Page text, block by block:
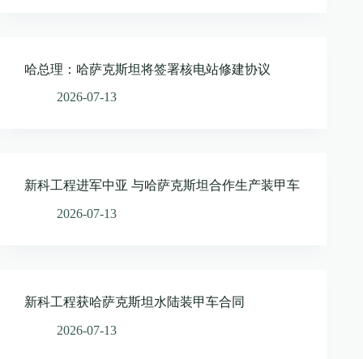
哈总理：哈萨克斯坦将签署核电站修建协议
2026-07-13
新科工程进军中亚 与哈萨克斯坦合作生产装甲车
2026-07-13
新科工程获哈萨克斯坦水陆装甲车合同
2026-07-13